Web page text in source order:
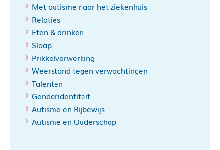
Met autisme naar het ziekenhuis
Relaties
Eten & drinken
Slaap
Prikkelverwerking
Weerstand tegen verwachtingen
Talenten
Genderidentiteit
Autisme en Rijbewijs
Autisme en Ouderschap